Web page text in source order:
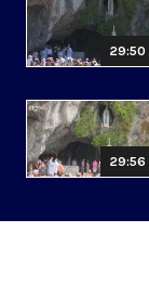
29:50
29:56